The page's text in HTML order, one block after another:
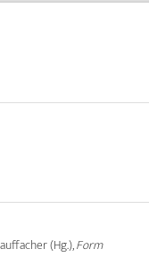
(Hg.),Form